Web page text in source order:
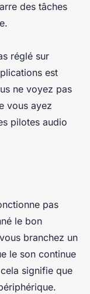
des tâches
réglé sur
est
ne voyez pas
vous ayez
pilotes audio
pas
le bon
branchez un
le son continue
signifie que